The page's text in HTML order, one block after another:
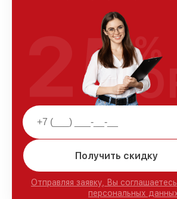
Получить скидку
Отправляя заявку, Вы
персональных
25%